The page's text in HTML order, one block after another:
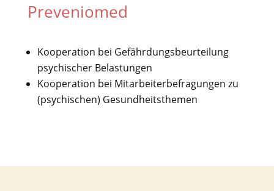
Preveniomed
Kooperation bei Gefährdungsbeurteilung
psychischer Belastungen
Kooperation bei Mitarbeiterbefragungen zu
(psychischen) Gesundheitsthemen